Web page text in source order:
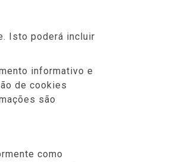
Isto poderá incluir
informativo e
de cookies
são
como